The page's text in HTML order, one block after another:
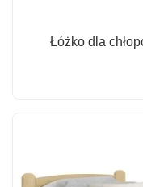
Łóżko dla